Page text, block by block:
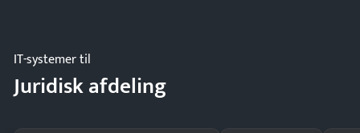
IT-systemer til
Juridisk afdeling